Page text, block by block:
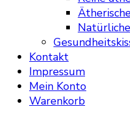
Kontakt
Impressum
Mein Konto
Warenkorb